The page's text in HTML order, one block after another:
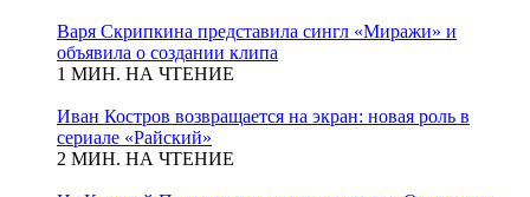
Варя Скрипкина представила сингл «Миражи» и
объявила о создании клипа
1 МИН. НА ЧТЕНИЕ
Иван Костров возвращается на экран: новая роль в
сериале «Райский»
2 МИН. НА ЧТЕНИЕ